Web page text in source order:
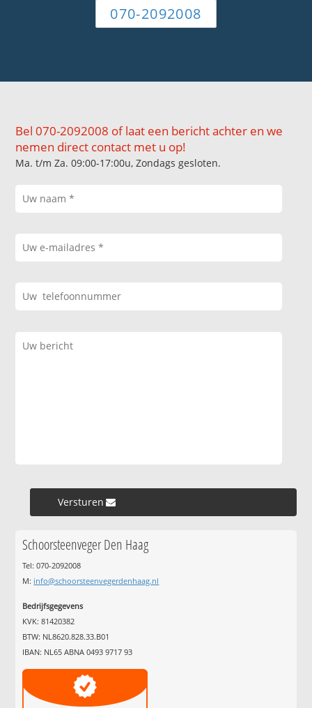
070-2092008
Bel 070-2092008 of laat een bericht achter en we
nemen direct contact met u op!
Ma. t/m Za. 09:00-17:00u, Zondags gesloten.
Versturen »
Schoorsteenveger Den Haag
Tel: 070-2092008
M: info@schoorsteenvegerdenhaag.nl
Bedrijfsgegevens
KVK: 81420382
BTW: NL8620.828.33.B01
IBAN: NL65 ABNA 0493 9717 93